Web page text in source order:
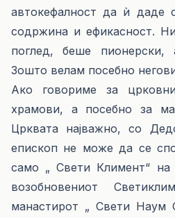
автокефалност да ѝ даде
содржина и ефикасност.
поглед, беше пионерски,
Зошто велам посебно
Ако говориме за
храмови, а посебно за
Црквата најважно, со
епископ не може да се
само „ Свети Климент“
возобновениот
манастирот „ Свети Наум